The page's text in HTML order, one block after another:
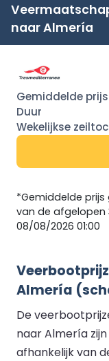
naar Almería
*Gemiddelde
van de afgelopen
08/08/2026 01:00
Almería
De
naar Almería
afhankelijk van